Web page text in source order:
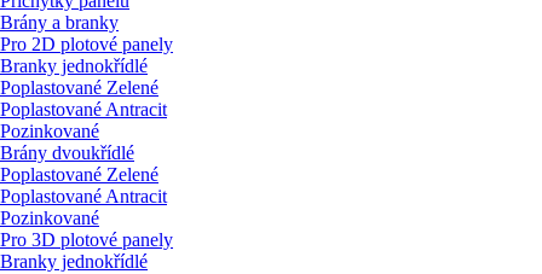
Brány a branky
Pro 2D plotové panely
Branky jednokřídlé
Poplastované Zelené
Poplastované Antracit
Pozinkované
Brány dvoukřídlé
Poplastované Zelené
Poplastované Antracit
Pozinkované
Pro 3D plotové panely
Branky jednokřídlé